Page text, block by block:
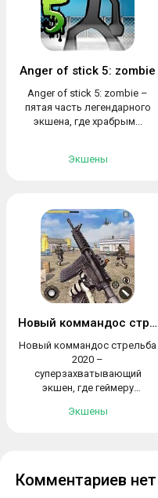
Anger of stick 5: zombie
Anger of stick 5: zombie –
пятая часть легендарного
экшена, где храбрым...
Экшены
Новый коммандос стрельба 2020
Новый коммандос стрельба
2020 –
суперзахватывающий
экшен, где геймеру
Экшены
Комментариев нет